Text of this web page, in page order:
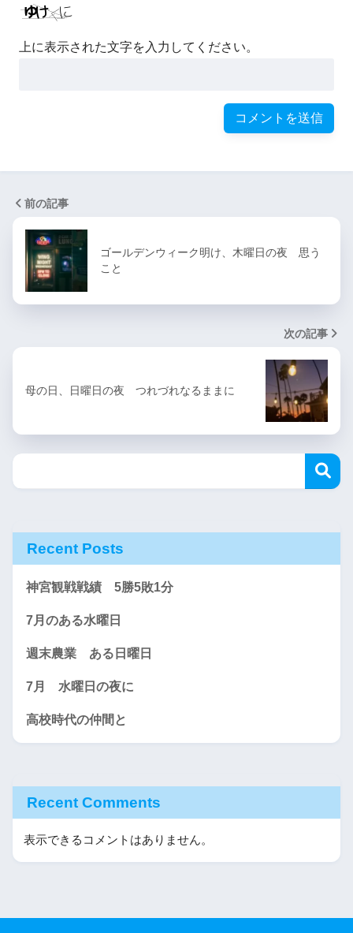
上に表示された文字を入力してください。
前の記事
ゴールデンウィーク明け、木曜日の夜 思う
こと
次の記事
母の日、日曜日の夜 つれづれなるままに
Recent Posts
神宮観戦戦績 5勝5敗1分
7月のある水曜日
週末農業 ある日曜日
7月 水曜日の夜に
高校時代の仲間と
Recent Comments
表示できるコメントはありません。